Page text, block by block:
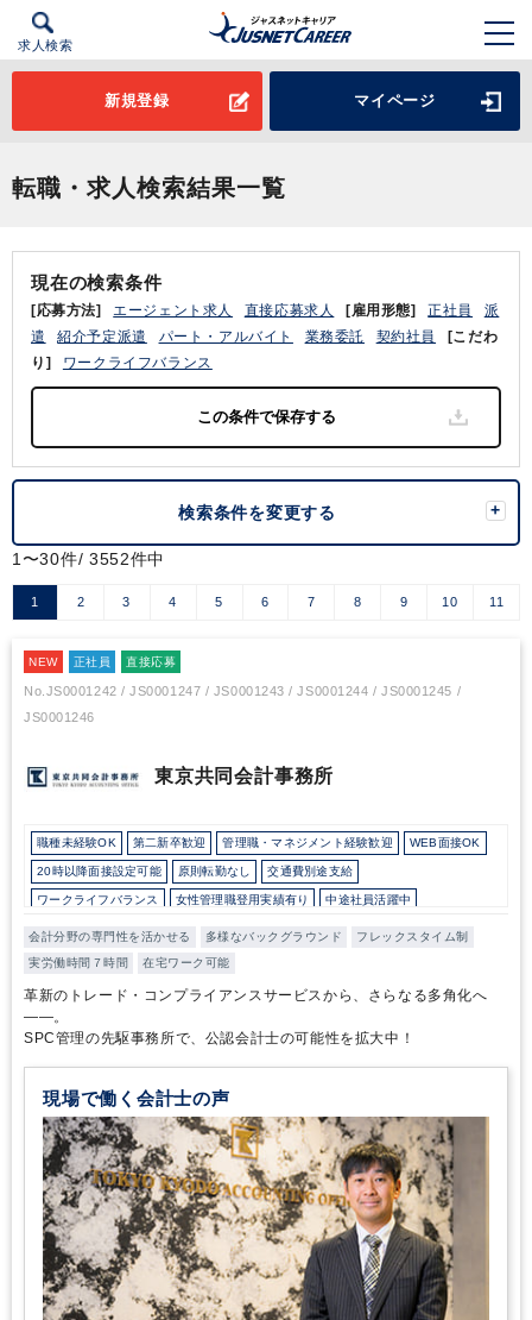
求人検索
新規登録 マイページ
転職・求人検索結果一覧
1 2 3 4 5 6 7 8 9 10 11
NEW 正社員 直接応募
No.JS0001242 / JS0001247 / JS0001243 / JS0001244 / JS0001245 /
JS0001246
東京共同会計事務所
職種未経験OK 第二新卒歓迎 管理職・マネジメント経験歓迎 WEB面接OK
20時以降面接設定可能 原則転勤なし 交通費別途支給
ワークライフバランス 女性管理職登用実績有り 中途社員活躍中
直近3年間黒字経営 在宅ワーク制度あり
10時以降出社OK 16時以前退社OK
土日祝休み 完全週休2日制 年間休日120日以上 総合力（Big４～準大手）
顧客開拓にノウハウあり 独自サービス
会計分野の専門性を活かせる 多様なバックグラウンド
フレックスタイム制
実労働時間７時間
在宅ワーク可能
革新のトレード・コンプライアンスサービスから、さらなる多角化へ
――。
SPC管理の先駆事務所で、公認会計士の可能性を拡大中！
現場で働く会計士の声
現在の検索条件
[応募方法] エージェント求人 直接応募求人 [雇用形態] 正社員
派
遣
紹介予定派遣 パート・アルバイト 業務委託 契約社員
[こだわ
り]
ワークライフバランス
検索条件を変更する
1〜30件/ 3552件中